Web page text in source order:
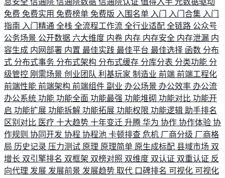
息安全 信通院 信通院数据 信通院认证 值得入手 元数据驱动
免费 免费实用 免费榜单 免费版 入围名单 入门 入门合集 入门
指南 入门精通 全栈 全流程工作流 全行业适配 全链路 公众号
公务场景 公开数据 六大维度 内卷 内存 内存安全 内存泄漏 内
容生成 内网部署 内置 最佳实践 最佳平台 最佳选择 函数 分布
式 分布式事务 分布式架构 分布式缓存 分库分表 分类功能 分
级管控 刚需场景 创业团队 利基玩家 制造业 前端 前端工程化
前端性能 前端架构 前端组件 副业 办公场景 办公效率 办公流
办公系统 功能 功能全面 功能最强 功能堆砌 功能对比 功能开
启 功能扩展 功能拆解 功能拓展 功能权限 功能逻辑 助手排名
区别对比 医疗 十大趋势 十年变迁 升腾 华为 协作 协作体验 协
作规则 协同开发 协程 协程池 卡顿排查 危机 厂商分级 厂商格
局 历史记录 压力测试 原理 原理简单 原生成标配 县域市场 双
增长 双引擎排名 双框架 双榜对照 双维度 双认证 双重认证 反
向代理 发展 发展前景 发展趋势 取代 口碑排名 可视化 可视化